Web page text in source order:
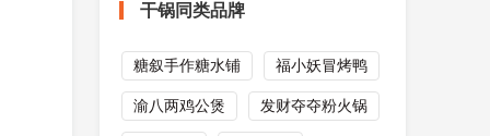
干锅同类品牌
糖叙手作糖水铺 福小妖冒烤鸭
渝八两鸡公煲 发财夺夺粉火锅